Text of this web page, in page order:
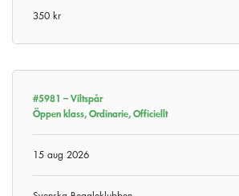
350 kr
#5981 –Viltspår
Öppen klass, Ordinarie, Officiellt
15 aug 2026